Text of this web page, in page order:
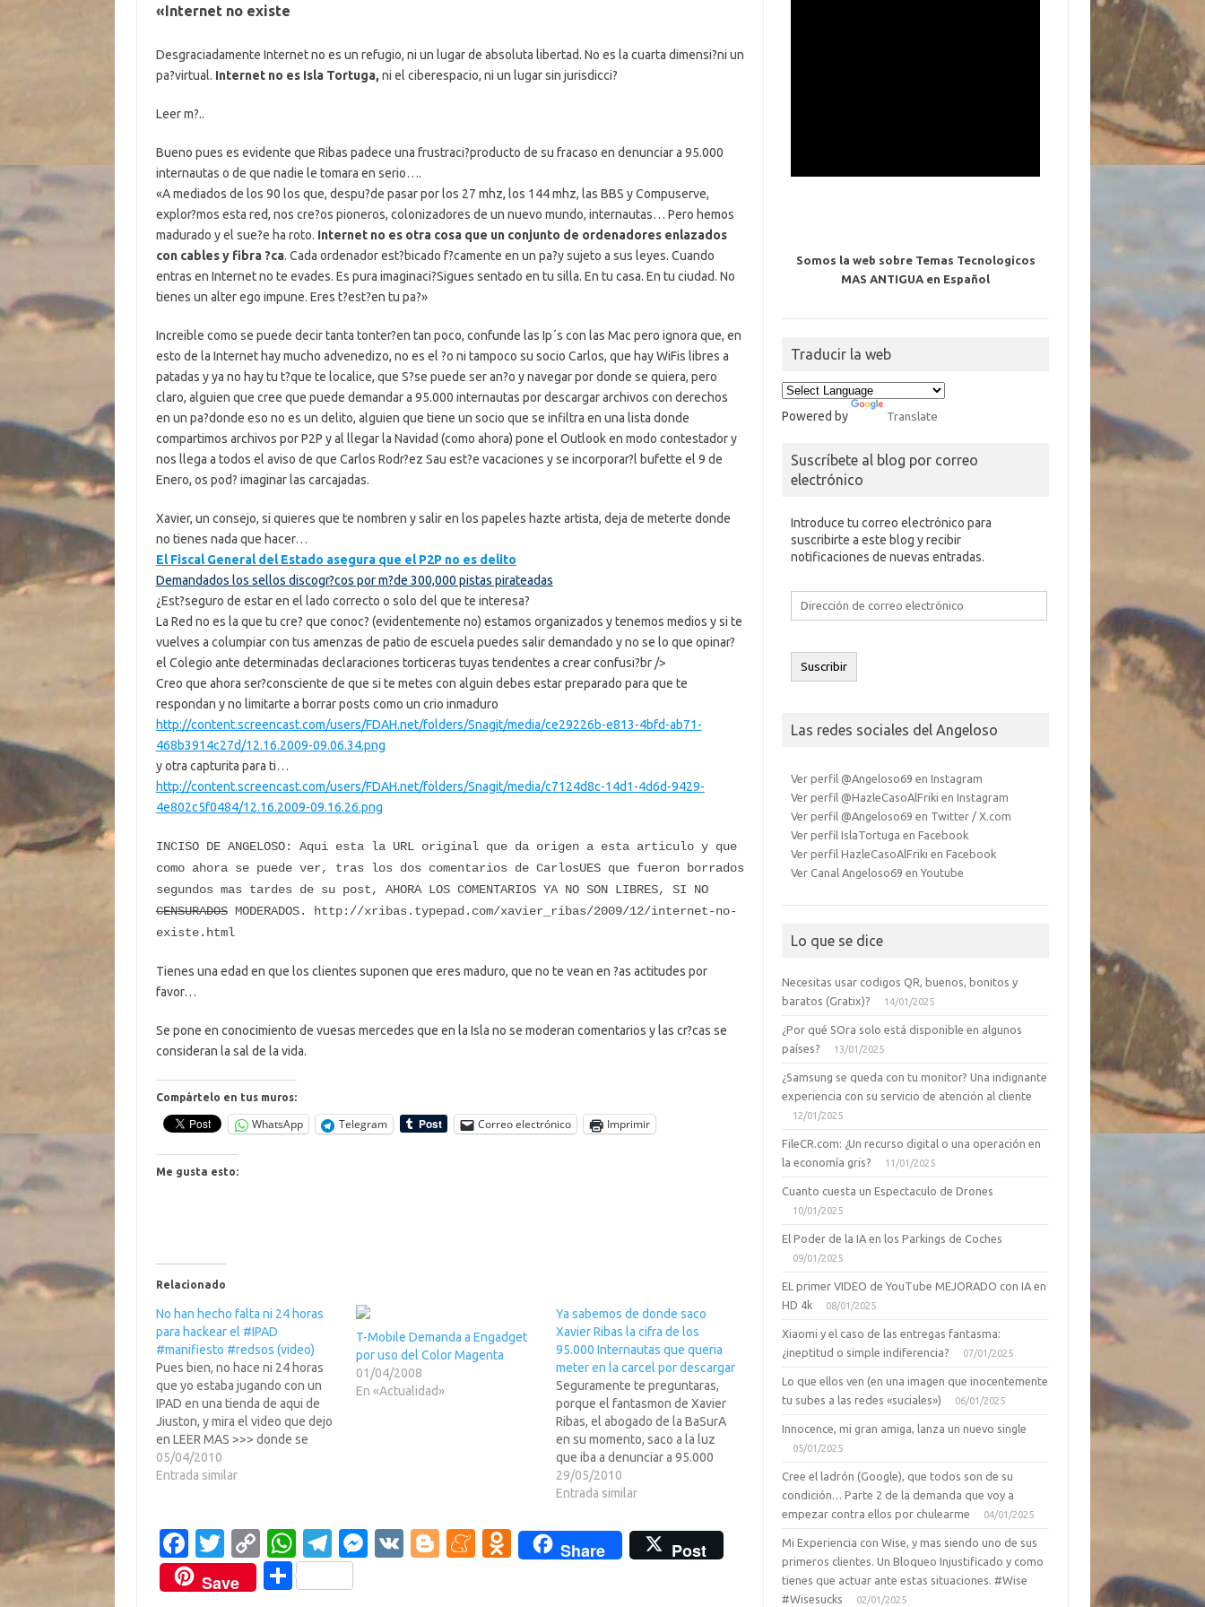
«Internet no existe
Desgraciadamente Internet no es un refugio, ni un lugar de absoluta libertad. No es la cuarta dimensi?ni un
pa?virtual. Internet no es Isla Tortuga, ni el ciberespacio, ni un lugar sin jurisdicci?
Leer m?..
Bueno pues es evidente que Ribas padece una frustraci?producto de su fracaso en denunciar a 95.000
internautas o de que nadie le tomara en serio….
«A mediados de los 90 los que, despu?de pasar por los 27 mhz, los 144 mhz, las BBS y Compuserve,
explor?mos esta red, nos cre?os pioneros, colonizadores de un nuevo mundo, internautas… Pero hemos
madurado y el sue?e ha roto. Internet no es otra cosa que un conjunto de ordenadores enlazados
con cables y fibra ?ca. Cada ordenador est?bicado f?camente en un pa?y sujeto a sus leyes. Cuando
entras en Internet no te evades. Es pura imaginaci?Sigues sentado en tu silla. En tu casa. En tu ciudad. No
tienes un alter ego impune. Eres t?est?en tu pa?»
Increible como se puede decir tanta tonter?en tan poco, confunde las Ip´s con las Mac pero ignora que, en
esto de la Internet hay mucho advenedizo, no es el ?o ni tampoco su socio Carlos, que hay WiFis libres a
patadas y ya no hay tu t?que te localice, que S?se puede ser an?o y navegar por donde se quiera, pero
claro, alguien que cree que puede demandar a 95.000 internautas por descargar archivos con derechos
en un pa?donde eso no es un delito, alguien que tiene un socio que se infiltra en una lista donde
compartimos archivos por P2P y al llegar la Navidad (como ahora) pone el Outlook en modo contestador y
nos llega a todos el aviso de que Carlos Rodr?ez Sau est?e vacaciones y se incorporar?l bufette el 9 de
Enero, os pod? imaginar las carcajadas.
Xavier, un consejo, si quieres que te nombren y salir en los papeles hazte artista, deja de meterte donde
no tienes nada que hacer…
El Fiscal General del Estado asegura que el P2P no es delito
Demandados los sellos discogr?cos por m?de 300,000 pistas pirateadas
¿Est?seguro de estar en el lado correcto o solo del que te interesa?
La Red no es la que tu cre? que conoc? (evidentemente no) estamos organizados y tenemos medios y si te
vuelves a columpiar con tus amenzas de patio de escuela puedes salir demandado y no se lo que opinar?
el Colegio ante determinadas declaraciones torticeras tuyas tendentes a crear confusi?br />
Creo que ahora ser?consciente de que si te metes con alguin debes estar preparado para que te
respondan y no limitarte a borrar posts como un crio inmaduro
http://content.screencast.com/users/FDAH.net/folders/Snagit/media/ce29226b-e813-4bfd-ab71-
468b3914c27d/12.16.2009-09.06.34.png
y otra capturita para ti…
http://content.screencast.com/users/FDAH.net/folders/Snagit/media/c7124d8c-14d1-4d6d-9429-
4e802c5f0484/12.16.2009-09.16.26.png
INCISO DE ANGELOSO: Aqui esta la URL original que da origen a esta articulo y que
como ahora se puede ver, tras los dos comentarios de CarlosUES que fueron borrados
segundos mas tardes de su post, AHORA LOS COMENTARIOS YA NO SON LIBRES, SI NO
CENSURADOSMODERADOS. http://xribas.typepad.com/xavier_ribas/2009/12/internet-no-
existe.html
Tienes una edad en que los clientes suponen que eres maduro, que no te vean en ?as actitudes por
favor…
Se pone en conocimiento de vuesas mercedes que en la Isla no se moderan comentarios y las cr?cas se
consideran la sal de la vida.
Compártelo en tus muros:
WhatsApp Telegram Correo electrónico Imprimir
Me gusta esto:
Relacionado
No han hecho falta ni 24 horas
para hackear el #IPAD
#manifiesto #redsos (video)
Pues bien, no hace ni 24 horas
que yo estaba jugando con un
IPAD en una tienda de aqui de
Jiuston, y mira el video que dejo
en LEER MAS >>> donde se
demuestran que ya se lo han
cargado.Y de veras la SINDE y
05/04/2010
Entrada similar
T-Mobile Demanda a Engadget
por uso del Color Magenta
01/04/2008
En «Actualidad»
Ya sabemos de donde saco
Xavier Ribas la cifra de los
95.000 Internautas que queria
meter en la carcel por descargar
Seguramente te preguntaras,
porque el fantasmon de Xavier
Ribas, el abogado de la BaSurA
en su momento, saco a la luz
que iba a denunciar a 95.000
internautas por descargar cosas
de las redes P2P.En su momento
considero una fantasmada de las
suyas, como lo…
29/05/2010
Entrada similar
Fa
c
T
w
C
o
W
h
T
el
M
V
Bl
M O
Share
Post
Save
C
Somos la web sobre Temas Tecnologicos
MAS ANTIGUA en Español
Traducir la web
Powered by Translate
Suscríbete al blog por correo
electrónico
Introduce tu correo electrónico para
suscribirte a este blog y recibir
notificaciones de nuevas entradas.
Dirección
electrónico
Suscribir
Las redes sociales del Angeloso
Ver perfil @Angeloso69 en Instagram
Ver perfil @HazleCasoAlFriki en Instagram
Ver perfil @Angeloso69 en Twitter / X.com
Ver perfil IslaTortuga en Facebook
Ver perfil HazleCasoAlFriki en Facebook
Ver Canal Angeloso69 en Youtube
Lo que se dice
Necesitas usar codigos QR, buenos, bonitos y
baratos (Gratix)?
14/01/2025
¿Por qué SOra solo está disponible en algunos
países?
13/01/2025
¿Samsung se queda con tu monitor? Una indignante
experiencia con su servicio de atención al cliente
12/01/2025
FileCR.com: ¿Un recurso digital o una operación en
la economía gris?
11/01/2025
Cuanto cuesta un Espectaculo de Drones
10/01/2025
El Poder de la IA en los Parkings de Coches
09/01/2025
EL primer VIDEO de YouTube MEJORADO con IA en
HD 4k
08/01/2025
Xiaomi y el caso de las entregas fantasma:
¿ineptitud o simple indiferencia?
07/01/2025
Lo que ellos ven (en una imagen que inocentemente
tu subes a las redes «suciales»)
06/01/2025
Innocence, mi gran amiga, lanza un nuevo single
05/01/2025
Cree el ladrón (Google), que todos son de su
condición… Parte 2 de la demanda que voy a
empezar contra ellos por chulearme
04/01/2025
Mi Experiencia con Wise, y mas siendo uno de sus
primeros clientes. Un Bloqueo Injustificado y como
tienes que actuar ante estas situaciones. #Wise
#Wisesucks
02/01/2025